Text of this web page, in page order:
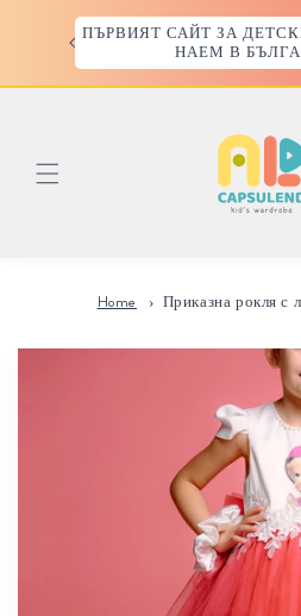
съдържанието
ПЪРВИЯТ САЙТ ЗА
НАЕМ В
Home Приказна рокля
Прескочи към